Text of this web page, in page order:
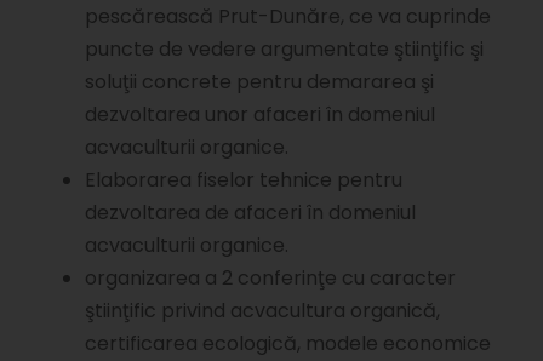
pescărească Prut-Dunăre, ce va cuprinde
puncte de vedere argumentate ştiinţific şi
soluţii concrete pentru demararea şi
dezvoltarea unor afaceri în domeniul
acvaculturii organice.
Elaborarea fiselor tehnice pentru
dezvoltarea de afaceri în domeniul
acvaculturii organice.
organizarea a 2 conferinţe cu caracter
ştiinţific privind acvacultura organică,
certificarea ecologică, modele economice